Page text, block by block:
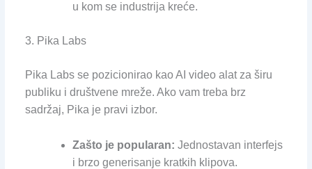
u kom se industrija kreće.
3. Pika Labs
Pika Labs se pozicionirao kao AI video alat za širu
publiku i društvene mreže. Ako vam treba brz
sadržaj, Pika je pravi izbor.
Zašto je popularan: Jednostavan interfejs
i brzo generisanje kratkih klipova.